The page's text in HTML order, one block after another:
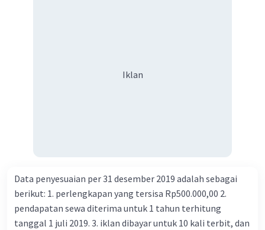
Iklan
Data penyesuaian per 31 desember 2019 adalah sebagai
berikut: 1. perlengkapan yang tersisa Rp500.000,00 2.
pendapatan sewa diterima untuk 1 tahun terhitung
tanggal 1 juli 2019. 3. iklan dibayar untuk 10 kali terbit, dan